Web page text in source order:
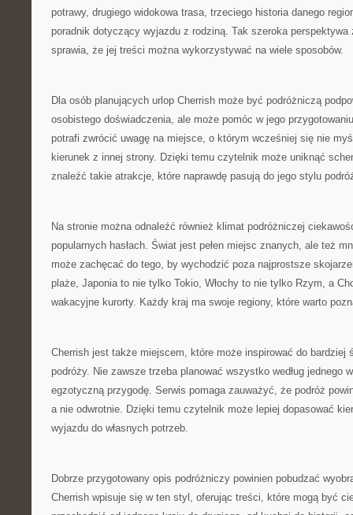
potrawy, drugiego widokowa trasa, trzeciego historia danego
poradnik dotyczący wyjazdu z rodziną. Tak szeroka
sprawia, że jej treści można wykorzystywać na wiele sposobów.
Dla osób planujących urlop Cherrish może być podróżniczą
osobistego doświadczenia, ale może pomóc w jego
potrafi zwrócić uwagę na miejsce, o którym wcześniej się nie
kierunek z innej strony. Dzięki temu czytelnik może uniknąć
znaleźć takie atrakcje, które naprawdę pasują do jego stylu
Na stronie można odnaleźć również klimat podróżniczej
popularnych hasłach. Świat jest pełen miejsc znanych, ale też
może zachęcać do tego, by wychodzić poza najprostsze
plaże, Japonia to nie tylko Tokio, Włochy to nie tylko Rzym, a
wakacyjne kurorty. Każdy kraj ma swoje regiony, które warto
Cherrish jest także miejscem, które może inspirować do bardziej
podróży. Nie zawsze trzeba planować wszystko według jednego
egzotyczną przygodę. Serwis pomaga zauważyć, że podróż
a nie odwrotnie. Dzięki temu czytelnik może lepiej dopasować
wyjazdu do własnych potrzeb.
Dobrze przygotowany opis podróżniczy powinien pobudzać
Cherrish wpisuje się w ten styl, oferując treści, które mogą być